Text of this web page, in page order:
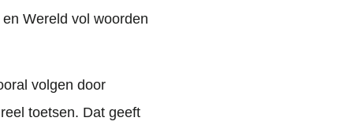
Wereld vol woorden
volgen door
toetsen. Dat geeft